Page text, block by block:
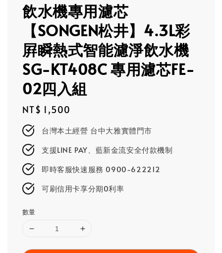
飲水機專用濾芯
【SONGEN松井】4.3L彩
屛瞬熱式智能濾淨飲水機
SG-KT408C 專用濾芯FE-
02四入組
Regular
price
NT$ 1,500
台灣本土經營 台中大雅實體門市
支援LINE PAY、藍新金流安全付款機制
即時客服快速服務 0900-622212
可刷信用卡享分期0利率
數量